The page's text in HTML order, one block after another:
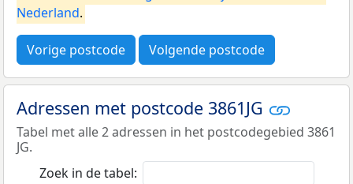
Nederland.
Vorige postcode Volgende postcode
Adressen met postcode 3861JG
Tabel met alle 2 adressen in het postcodegebied 3861
JG.
Zoek in de tabel: